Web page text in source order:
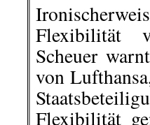
Flexibilität
Scheuer
von
Flexibilität